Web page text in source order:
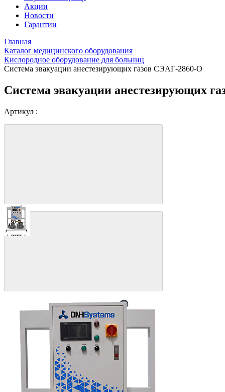
Акции
Новости
Гарантии
Главная
Каталог медицинского оборудования
Кислородное оборудование для больниц
Система эвакуации анестезирующих газов СЭАГ-2860-О
Система эвакуации анестезирующих
Артикул :